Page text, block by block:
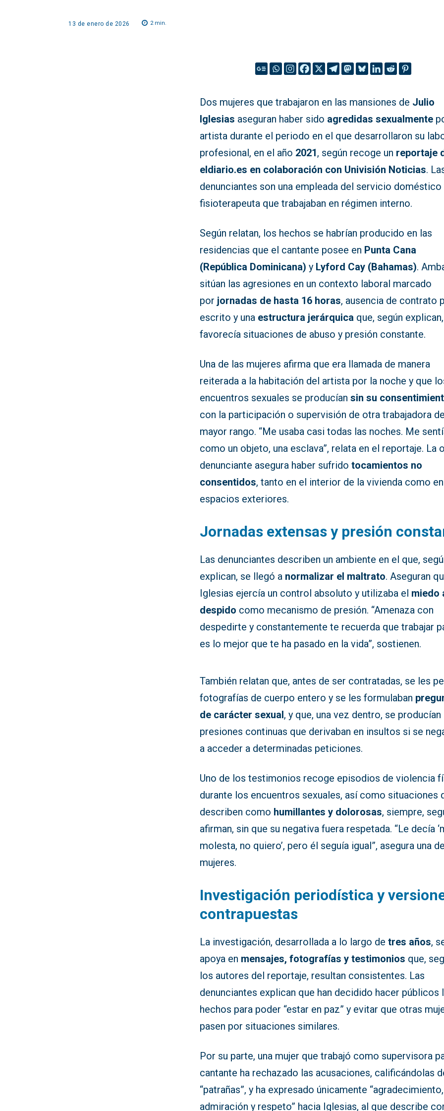
13 de enero de 2026 2min.
Dos mujeres que trabajaron en las mansiones de Julio
Iglesias aseguran haber sido agredidas sexualmente
artista durante el periodo en el que desarrollaron su
profesional, en el año 2021, según recoge un reportaje
eldiario.es en colaboración con Univisión Noticias.
denunciantes son una empleada del servicio doméstico
fisioterapeuta que trabajaban en régimen interno.
Según relatan, los hechos se habrían producido en las
residencias que el cantante posee en Punta Cana
(República Dominicana) y Lyford Cay (Bahamas).
sitúan las agresiones en un contexto laboral marcado
por jornadas de hasta 16 horas, ausencia de contrato
escrito y una estructura jerárquica que, según explican,
favorecía situaciones de abuso y presión constante.
Una de las mujeres afirma que era llamada de manera
reiterada a la habitación del artista por la noche y que
encuentros sexuales se producíansin su
con la participación o supervisión de otra trabajadora de
mayor rango. “Me usaba casi todas las noches. Me
como un objeto, una esclava”, relata en el reportaje. La
denunciante asegura haber sufridotocamientos no
consentidos, tanto en el interior de la vivienda como en
espacios exteriores.
Jornadas extensas y presión
Las denunciantes describen un ambiente en el que,
explican, se llegó a normalizar el maltrato. Aseguran
Iglesias ejercía un control absoluto y utilizaba el miedo
despido como mecanismo de presión. “Amenaza con
despedirte y constantemente te recuerda que trabajar
es lo mejor que te ha pasado en la vida”, sostienen.
También relatan que, antes de ser contratadas, se les
fotografías de cuerpo entero y se les formulaban
de carácter sexual, y que, una vez dentro, se producían
presiones continuas que derivaban en insultos si se
a acceder a determinadas peticiones.
Uno de los testimonios recoge episodios de violencia
durante los encuentros sexuales, así como situaciones
describen como humillantes y dolorosas, siempre,
afirman, sin que su negativa fuera respetada. “Le decía
molesta, no quiero’, pero él seguía igual”, asegura una
mujeres.
Investigación periodística y
contrapuestas
La investigación, desarrollada a lo largo detres años,
apoya en mensajes, fotografías y testimonios que,
los autores del reportaje, resultan consistentes. Las
denunciantes explican que han decidido hacer públicos
hechos para poder “estar en paz” y evitar que otras
pasen por situaciones similares.
Por su parte, una mujer que trabajó como supervisora
cantante ha rechazado las acusaciones, calificándolas
“patrañas”, y ha expresado únicamente “agradecimiento,
admiración y respeto” hacia Iglesias, al que describe